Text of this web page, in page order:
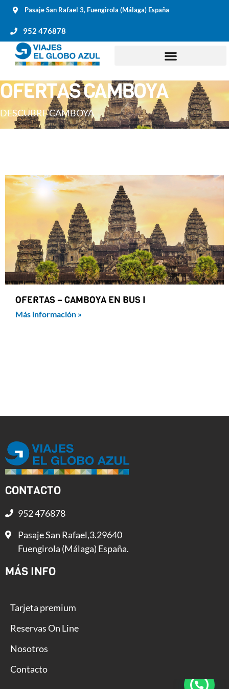
Pasaje San Rafael 3, Fuengirola (Málaga) España
952 476878
OFERTAS CAMBOYA
DESCUBRE CAMBOYA
OFERTAS – CAMBOYA EN BUS I
Más información »
CONTACTO
952 476878
Pasaje San Rafael,3.29640
Fuengirola (Málaga) España.
MÁS INFO
Tarjeta premium
Reservas On Line
Nosotros
Contacto
Estrategia y diseño web - Gurú Creativos